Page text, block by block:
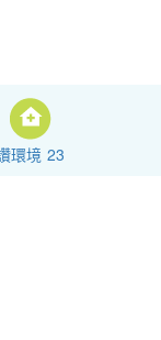
環境 23